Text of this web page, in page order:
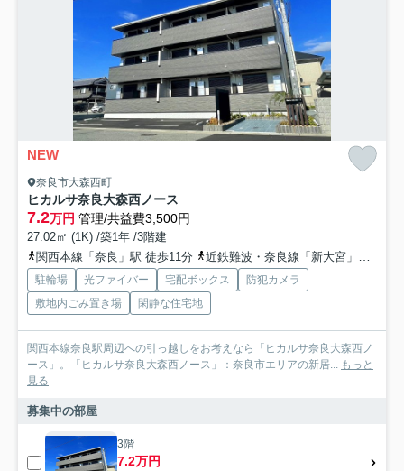
NEW
奈良市大森西町
ヒカルサ奈良大森西ノース
7.2万円 管理/共益費3,500円
27.02㎡ (1K) /築1年 /3階建
関西本線「奈良」駅 徒歩11分
近鉄難波・奈良線「新大宮」駅 徒歩15分
駐輪場 光ファイバー 宅配ボックス
防犯カメラ
敷地内ごみ置き場
閑静な住宅地
関西本線奈良駅周辺への引っ越しをお考えなら「ヒカルサ奈良大森西ノ
ース」。「ヒカルサ奈良大森西ノース」：奈良市エリアの新居... もっと
見る
募集中の部屋
3階
7.2万円